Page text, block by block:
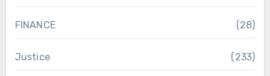
FINANCE (28)
Justice (233)